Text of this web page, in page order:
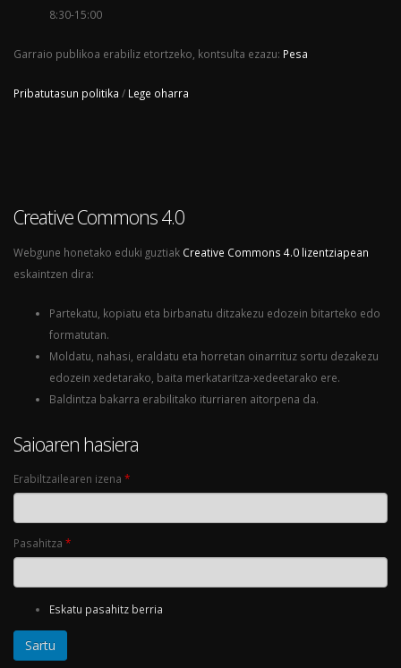
8:30-15:00
Garraio publikoa erabiliz etortzeko, kontsulta ezazu: Pesa
Pribatutasun politika / Lege oharra
Creative Commons 4.0
Webgune honetako eduki guztiak Creative Commons 4.0 lizentziapean
eskaintzen dira:
Partekatu, kopiatu eta birbanatu ditzakezu edozein bitarteko edo
formatutan.
Moldatu, nahasi, eraldatu eta horretan oinarrituz sortu dezakezu
edozein xedetarako, baita merkataritza-xedeetarako ere.
Baldintza bakarra erabilitako iturriaren aitorpena da.
Saioaren hasiera
Erabiltzailearen izena *
Pasahitza *
Eskatu pasahitz berria